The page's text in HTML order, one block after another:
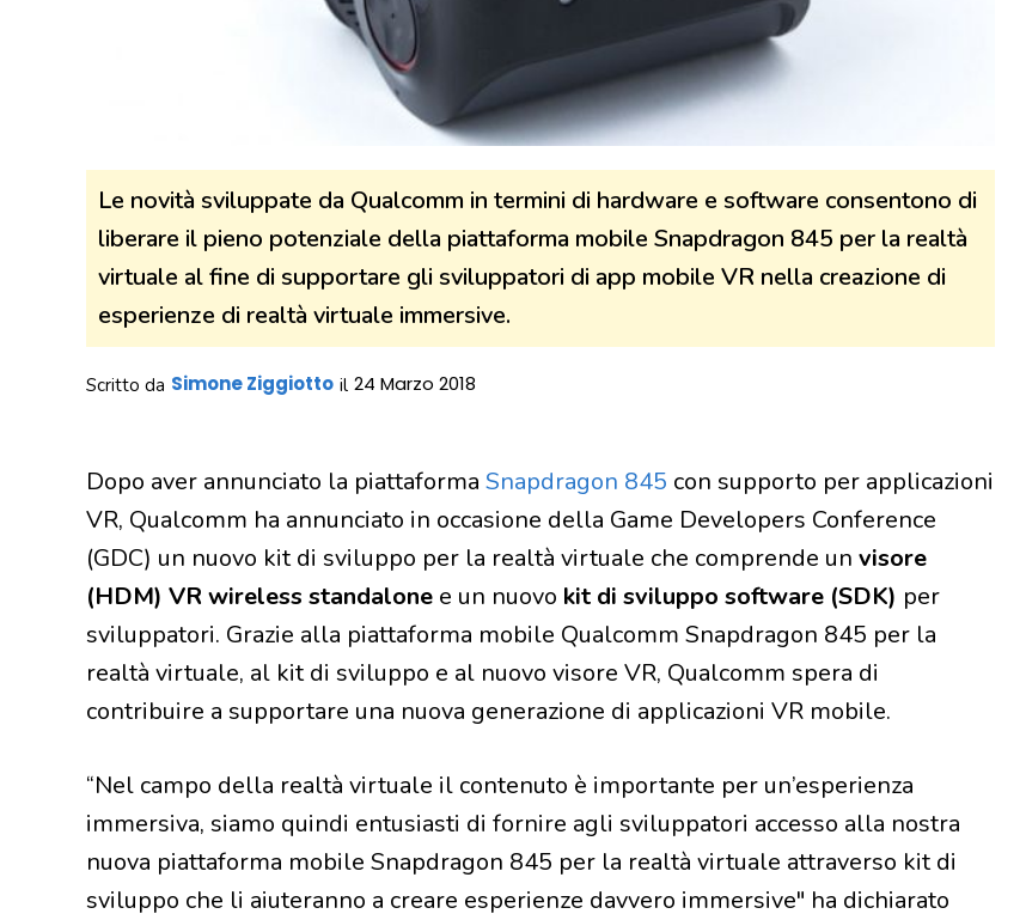
Le novità sviluppate da Qualcomm in termini di hardware e software consentono di
liberare il pieno potenziale della piattaforma mobile Snapdragon 845 per la realtà
virtuale al fine di supportare gli sviluppatori di app mobile VR nella creazione di
esperienze di realtà virtuale immersive.
Scritto da Simone Ziggiotto il 24 Marzo 2018
Dopo aver annunciato la piattaforma Snapdragon 845 con supporto per applicazioni
VR, Qualcomm ha annunciato in occasione della Game Developers Conference
(GDC) un nuovo kit di sviluppo per la realtà virtuale che comprende un visore
(HDM) VR wireless standalone e un nuovo kit di sviluppo software (SDK) per
sviluppatori. Grazie alla piattaforma mobile Qualcomm Snapdragon 845 per la
realtà virtuale, al kit di sviluppo e al nuovo visore VR, Qualcomm spera di
contribuire a supportare una nuova generazione di applicazioni VR mobile.
“Nel campo della realtà virtuale il contenuto è importante per un’esperienza
immersiva, siamo quindi entusiasti di fornire agli sviluppatori accesso alla nostra
nuova piattaforma mobile Snapdragon 845 per la realtà virtuale attraverso kit di
sviluppo che li aiuteranno a creare esperienze davvero immersive" ha dichiarato